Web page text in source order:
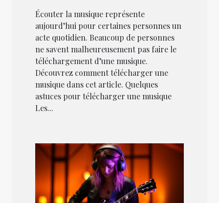
Écouter la musique représente
aujourd’hui pour certaines personnes un
acte quotidien. Beaucoup de personnes
ne savent malheureusement pas faire le
téléchargement d’une musique.
Découvrez comment télécharger une
musique dans cet article. Quelques
astuces pour télécharger une musique
Les...